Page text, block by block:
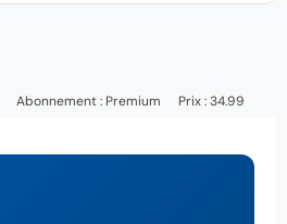
Abonnement : Premium Prix : 34.99